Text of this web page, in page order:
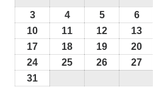
33.
August
2026
44.
August
2026
55.
August
2026
66.
10
August
11
August
12
August
13
17
August
18
August
19
August
20
24 25 26 27
31